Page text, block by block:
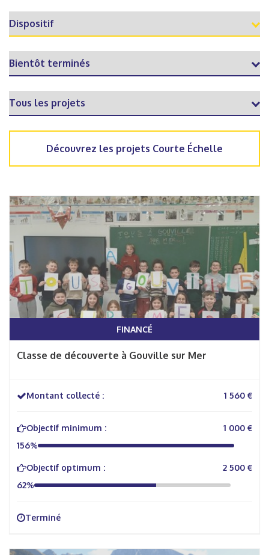
Découvrez les projets Courte Échelle
FINANCÉ
Classe de découverte à Gouville sur Mer
Montant collecté : 1 560 €
Objectif minimum :
1 000 €
156%
Objectif optimum :
2 500 €
62%
Terminé